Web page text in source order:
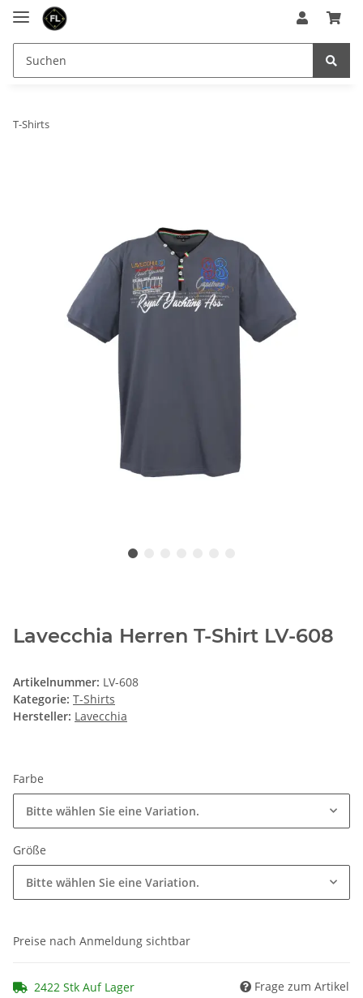
T-Shirts
Lavecchia Herren T-Shirt LV-608
Artikelnummer: LV-608
Kategorie: T-Shirts
Hersteller: Lavecchia
Farbe
Bitte wählen Sie eine Variation.
Größe
Bitte wählen Sie eine Variation.
Preise nach Anmeldung sichtbar
2422 Stk Auf Lager Frage zum Artikel